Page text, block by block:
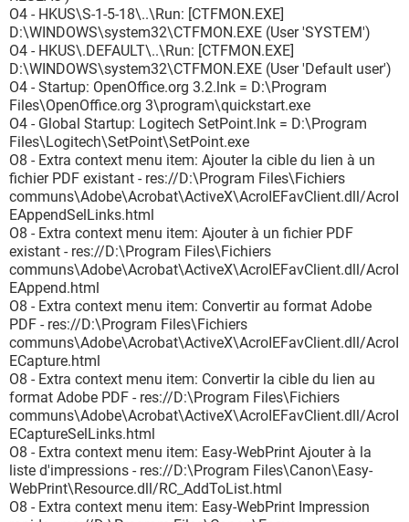
O4 - HKUS\S-1-5-18\..\Run: [CTFMON.EXE]
D:\WINDOWS\system32\CTFMON.EXE (User 'SYSTEM')
O4 - HKUS\.DEFAULT\..\Run: [CTFMON.EXE]
D:\WINDOWS\system32\CTFMON.EXE (User 'Default user')
O4 - Startup: OpenOffice.org 3.2.lnk = D:\Program
Files\OpenOffice.org 3\program\quickstart.exe
O4 - Global Startup: Logitech SetPoint.lnk = D:\Program
Files\Logitech\SetPoint\SetPoint.exe
O8 - Extra context menu item: Ajouter la cible du lien à un
fichier PDF existant - res://D:\Program Files\Fichiers
communs\Adobe\Acrobat\ActiveX\AcroIEFavClient.dll/AcroI
EAppendSelLinks.html
O8 - Extra context menu item: Ajouter à un fichier PDF
existant - res://D:\Program Files\Fichiers
communs\Adobe\Acrobat\ActiveX\AcroIEFavClient.dll/AcroI
EAppend.html
O8 - Extra context menu item: Convertir au format Adobe
PDF - res://D:\Program Files\Fichiers
communs\Adobe\Acrobat\ActiveX\AcroIEFavClient.dll/AcroI
ECapture.html
O8 - Extra context menu item: Convertir la cible du lien au
format Adobe PDF - res://D:\Program Files\Fichiers
communs\Adobe\Acrobat\ActiveX\AcroIEFavClient.dll/AcroI
ECaptureSelLinks.html
O8 - Extra context menu item: Easy-WebPrint Ajouter à la
liste d'impressions - res://D:\Program Files\Canon\Easy-
WebPrint\Resource.dll/RC_AddToList.html
O8 - Extra context menu item: Easy-WebPrint Impression